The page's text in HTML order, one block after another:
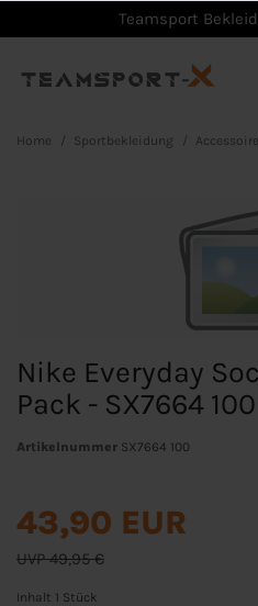
Teamsport
Home Sportbekleidung
Nike Everyday
Pack - SX7664
Artikelnummer SX7664 100
UVP 49,95 €
43,90 EUR
Inhalt 1 Stück